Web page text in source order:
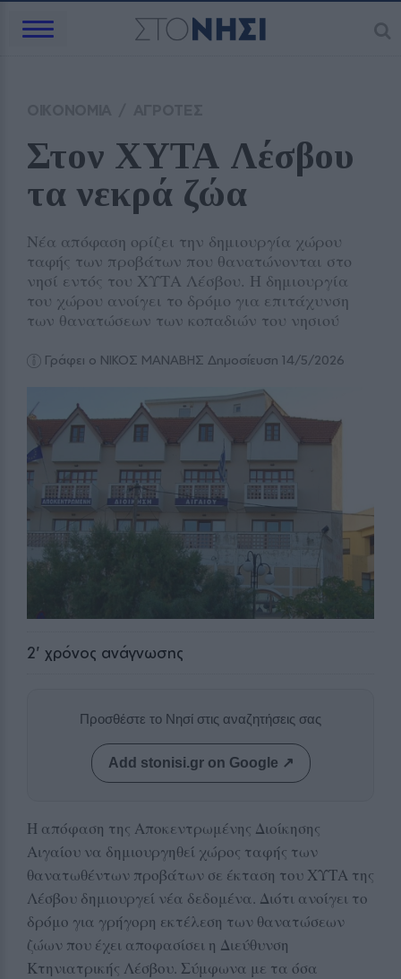
Στον ΧΥΤΑ Λέσβου
τα νεκρά ζώα
Νέα απόφαση ορίζει την δημιουργία χώρου
ταφής των προβάτων που θανατώνονται στο
νησί εντός του ΧΥΤΑ Λέσβου. Η δημιουργία
του χώρου ανοίγει το δρόμο για επιτάχυνση
των θανατώσεων των κοπαδιών του νησιού
Γράφει ο ΝΙΚΟΣ ΜΑΝΑΒΗΣ Δημοσίευση 14/5/2026
2' χρόνος ανάγνωσης
Προσθέστε το Νησί στις αναζητήσεις σας
Add stonisi.gr on Google ↗
Η απόφαση της Αποκεντρωμένης Διοίκησης
Αιγαίου να δημιουργηθεί χώρος ταφής των
θανατωθέντων προβάτων σε έκταση του ΧΥΤΑ της
Λέσβου δημιουργεί νέα δεδομένα. Διότι ανοίγει το
δρόμο για γρήγορη εκτέλεση των θανατώσεων
ζώων που έχει αποφασίσει η Διεύθυνση
Κτηνιατρικής Λέσβου. Σύμφωνα με τα όσα